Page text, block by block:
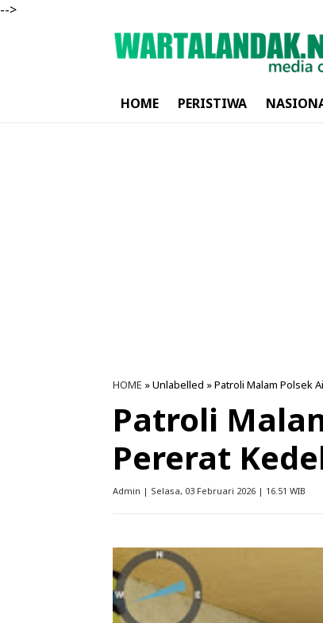
-->
HOME PERISTIWA
HOME » Unlabelled » Patroli Malam Polsek
Patroli
Pererat
Admin | Selasa, 03 Februari 2026 | 16.51 WIB